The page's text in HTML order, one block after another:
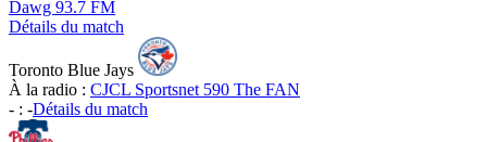
Dawg 93.7 FM
Détails du match
Toronto Blue Jays
À la radio : CJCL Sportsnet 590 The FAN
- : -Détails du match